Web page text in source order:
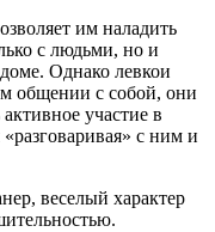
им наладить
с людьми, но и
Однако левкои
общении с собой, они
участие в
с ним и
веселый характер